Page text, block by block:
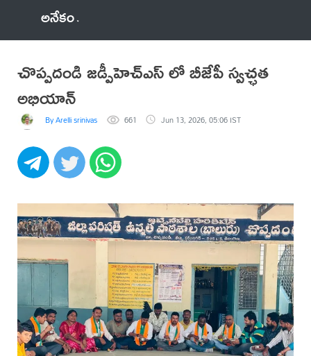
అనేకం
చొప్పదండి జడ్పీహెచ్ఎస్ లో బీజేపీ స్వచ్ఛత
అభియాన్
By Arelli srinivas 661 Jun 13, 2026, 05:06 IST